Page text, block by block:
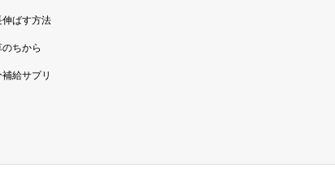
ばす方法
ちから
給サプリ